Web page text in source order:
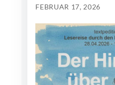
FEBRUAR 17, 2026